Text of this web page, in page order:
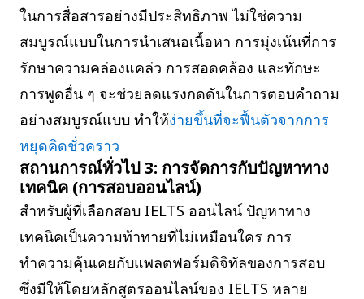
ในการสื่อสารอย่างมีประสิทธิภาพ ไม่ใช่ความ
สมบูรณ์แบบในการนำเสนอเนื้อหา การมุ่งเน้นที่การ
รักษาความคล่องแคล่ว การสอดคล้อง และทักษะ
การพูดอื่น ๆ จะช่วยลดแรงกดดันในการตอบคำถาม
อย่างสมบูรณ์แบบ ทำให้ง่ายขึ้นที่จะฟื้นตัวจากการ
หยุดคิดชั่วคราว
สถานการณ์ทั่วไป 3: การจัดการกับปัญหาทาง
เทคนิค (การสอบออนไลน์)
สำหรับผู้ที่เลือกสอบ IELTS ออนไลน์ ปัญหาทาง
เทคนิคเป็นความท้าทายที่ไม่เหมือนใคร การ
ทำความคุ้นเคยกับแพลตฟอร์มดิจิทัลของการสอบ
ซึ่งมีให้โดยหลักสูตรออนไลน์ของ IELTS หลาย